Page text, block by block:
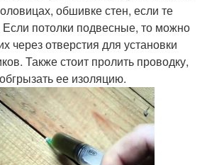
обшивке стен, если те
Если потолки подвесные, то можно
через отверстия для установки
Также стоит пролить проводку,
ее изоляцию.